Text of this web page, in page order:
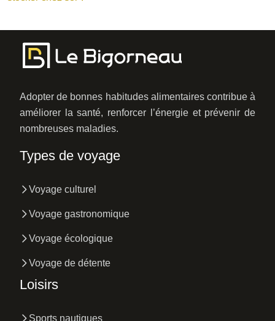
Adopter de bonnes habitudes alimentaires contribue à
améliorer la santé, renforcer l’énergie et prévenir de
nombreuses maladies.
Types de voyage
Voyage culturel
Voyage gastronomique
Voyage écologique
Voyage de détente
Loisirs
Sports nautiques